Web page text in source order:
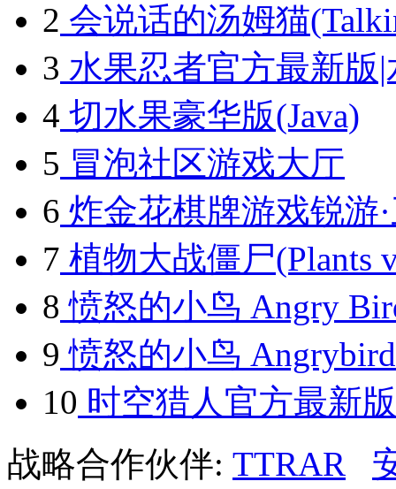
2 会说话的汤姆猫
3 水果忍者官方最新版
4 切水果豪华版(Java)
5 冒泡社区游戏大厅
6 炸金花棋牌游戏锐游
7 植物大战僵尸(Plants
8 愤怒的小鸟 Angry
9 愤怒的小鸟
10 时空猎人官方最新
战略合作伙伴: TTRAR